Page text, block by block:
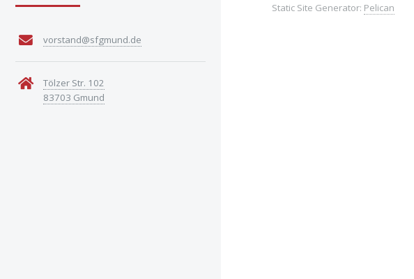
Static Site Generator: Pelican
vorstand@sfgmund.de
Tölzer Str. 102
83703 Gmund